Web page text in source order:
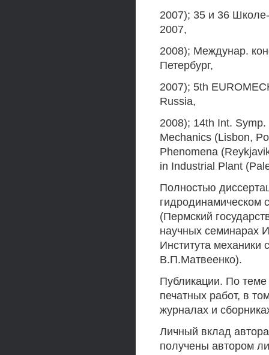
2007); 35 и 36
2007,
2008); Междунар.
Петербург,
2007); 5th
Russia,
2008); 14th Int.
Mechanics (Lisbon,
Phenomena
in Industrial Plant
Полностью
гидродинамическом
(Пермский
научных семинарах
Института
В.П.Матвеенко).
Публикации. По теме
печатных работ, в
журналах и
Личный вклад
получены автором